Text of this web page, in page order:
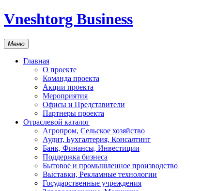
Vneshtorg Business
Меню
Главная
О проекте
Команда проекта
Акции проекта
Мероприятия
Офисы и Представители
Партнеры проекта
Отраслевой каталог
Агропром, Сельское хозяйство
Аудит, Бухгалтерия, Консалтинг
Банк, Финансы, Инвестиции
Поддержка бизнеса
Бытовое и промышленное производство
Выставки, Рекламные технологии
Государственные учреждения